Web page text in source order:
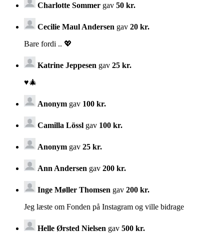
Charlotte Sommer gav 50 kr.
Cecilie Maul Andersen gav 20 kr.
Bare fordi .. 💖
Katrine Jeppesen gav 25 kr.
♥️🎄
Anonym gav 100 kr.
Camilla Lössl gav 100 kr.
Anonym gav 25 kr.
Ann Andersen gav 200 kr.
Inge Møller Thomsen gav 200 kr.
Jeg læste om Fonden på Instagram og ville bidrage
Helle Ørsted Nielsen gav 500 kr.